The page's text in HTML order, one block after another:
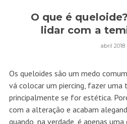
O que é
lidar com a
abril 2018
Os queloides são um medo
vá colocar um piercing, fazer uma
principalmente se for estética.
com a alteração e acabam
quando, na verdade, é apenas